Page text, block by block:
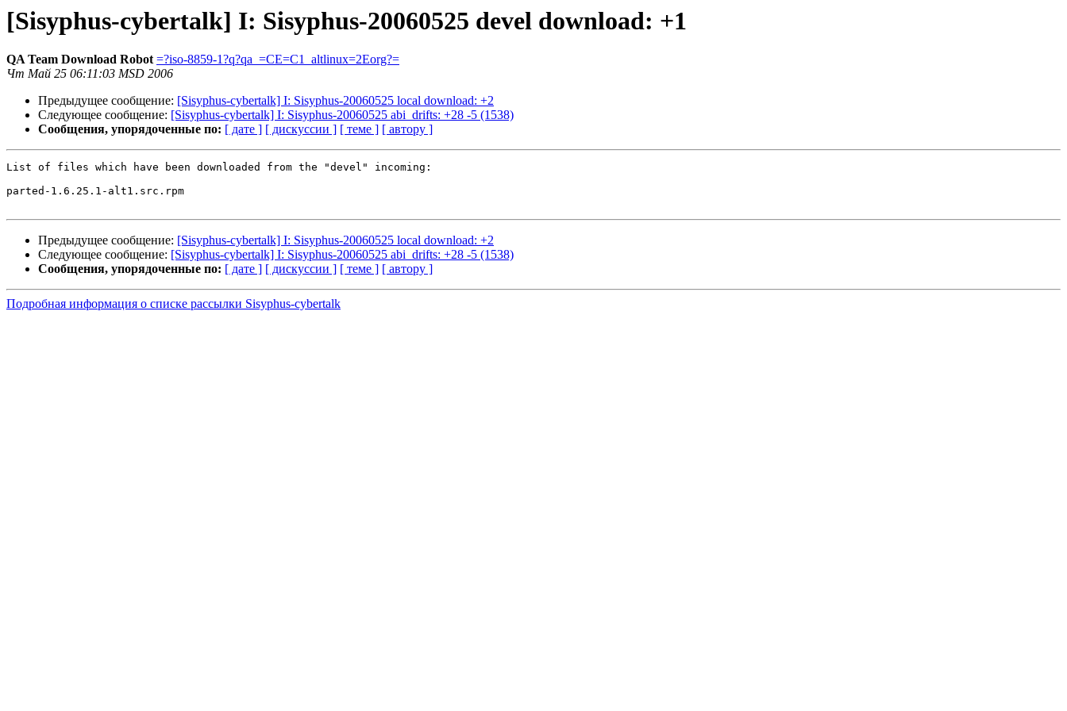
[Sisyphus-cybertalk] I: Sisyphus-20060525 devel download: +1
QA Team Download Robot =?iso-8859-1?q?qa_=CE=C1_altlinux=2Eorg?=
Чт Май 25 06:11:03 MSD 2006
Предыдущее сообщение: [Sisyphus-cybertalk] I: Sisyphus-20060525 local download: +2
Следующее сообщение: [Sisyphus-cybertalk] I: Sisyphus-20060525 abi_drifts: +28 -5 (1538)
Сообщения, упорядоченные по: [ дате ] [ дискуссии ] [ теме ] [ автору ]
List of files which have been downloaded from the "devel" incoming:
parted-1.6.25.1-alt1.src.rpm
Предыдущее сообщение: [Sisyphus-cybertalk] I: Sisyphus-20060525 local download: +2
Следующее сообщение: [Sisyphus-cybertalk] I: Sisyphus-20060525 abi_drifts: +28 -5 (1538)
Сообщения, упорядоченные по: [ дате ] [ дискуссии ] [ теме ] [ автору ]
Подробная информация о списке рассылки Sisyphus-cybertalk